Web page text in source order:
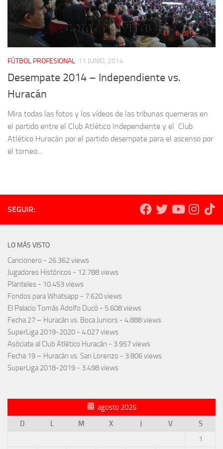
FÚTBOL PROFESIONAL 11 JUNIO, 2014
Desempate 2014 – Independiente vs.
Huracán
Mira todas las fotos y los vídeos de las tribunas quemeras en
el partido entre el Club Atlético Independiente y el Club
Atlético Huracán por el partido desempate para el ascenso por
el torneo...
SEGUIR:
LO MÁS VISTO
Cancionero - 26.362 views
Jugadores Históricos - 12.788 views
Planteles - 10.453 views
Fondos para Whatsapp - 7.620 views
El Palacio Tomás Adolfo Ducó - 5.608 views
Fecha 27 – Huracán vs. Boca Juniors - 4.888 views
SuperLiga 2019-2020 - 4.027 views
Asóciate al Club Atlético Huracán - 3.957 views
Fecha 19 – Huracán vs. San Lorenzo - 3.806 views
SuperLiga 2018-2019 - 3.498 views
agosto 2026
D
L M X J V
S
1